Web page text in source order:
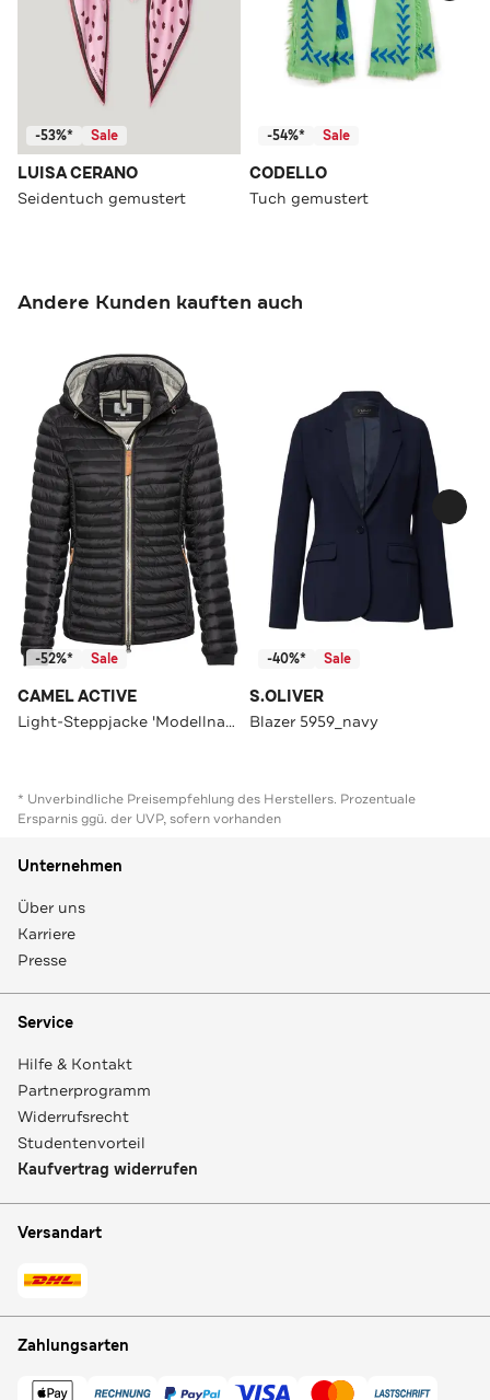
-53%* Sale
LUISA CERANO
Seidentuch gemustert
-54%* Sale
CODELLO
Tuch gemustert
Andere Kunden kauften auch
-52%* Sale
CAMEL ACTIVE
Light-Steppjacke 'Modellname' farbe/gemustert
-40%* Sale
S.OLIVER
Blazer 5959_navy
* Unverbindliche Preisempfehlung des Herstellers. Prozentuale
Ersparnis ggü. der UVP, sofern vorhanden
Unternehmen
Über uns
Karriere
Presse
Service
Hilfe & Kontakt
Partnerprogramm
Widerrufsrecht
Studentenvorteil
Kaufvertrag widerrufen
Versandart
Zahlungsarten